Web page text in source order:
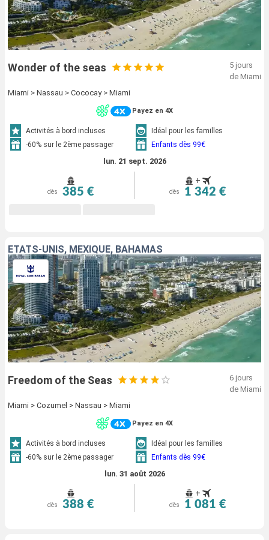
Wonder of the seas
5 jours
de Miami
Miami > Nassau > Cococay > Miami
Payez en 4X
Activités à bord incluses
Idéal pour les familles
-60% sur le 2ème passager
Enfants dès 99€
lun. 21 sept. 2026
dès 385 €
+
dès 1 342 €
ÉTATS-UNIS, MEXIQUE, BAHAMAS
Freedom of the Seas
6 jours
de Miami
Miami > Cozumel > Nassau > Miami
Payez en 4X
Activités à bord incluses
Idéal pour les familles
-60% sur le 2ème passager
Enfants dès 99€
lun. 31 août 2026
dès 388 €
+
dès 1 081 €